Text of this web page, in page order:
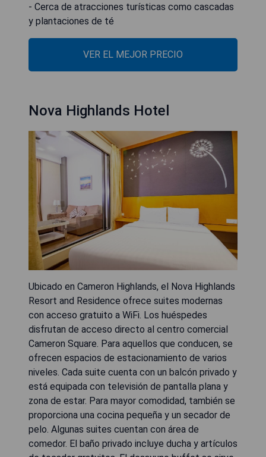
- Cerca de atracciones turísticas como cascadas
y plantaciones de té
VER EL MEJOR PRECIO
Nova Highlands Hotel
Ubicado en Cameron Highlands, el Nova Highlands
Resort and Residence ofrece suites modernas
con acceso gratuito a WiFi. Los huéspedes
disfrutan de acceso directo al centro comercial
Cameron Square. Para aquellos que conducen, se
ofrecen espacios de estacionamiento de varios
niveles. Cada suite cuenta con un balcón privado y
está equipada con televisión de pantalla plana y
zona de estar. Para mayor comodidad, también se
proporciona una cocina pequeña y un secador de
pelo. Algunas suites cuentan con área de
comedor. El baño privado incluye ducha y artículos